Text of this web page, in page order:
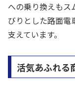
への乗り換えもス
びりとした路面電
支えています。
活気あふれる